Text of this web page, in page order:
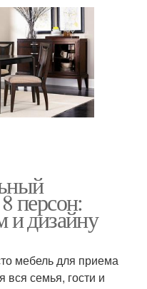
персон:
и дизайну
мебель для приема
вся семья, гости и